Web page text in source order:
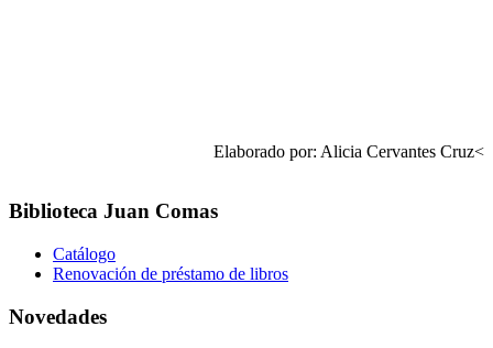
Elaborado por: Alicia Cervantes Cruz<
Biblioteca Juan Comas
Catálogo
Renovación de préstamo de libros
Novedades